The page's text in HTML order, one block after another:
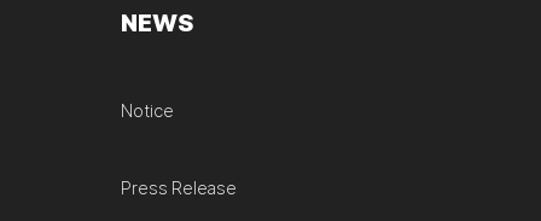
NEWS
Notice
Press Release